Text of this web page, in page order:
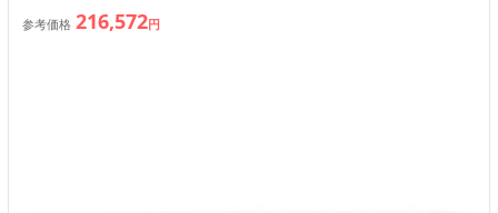
参考価格 216,572円